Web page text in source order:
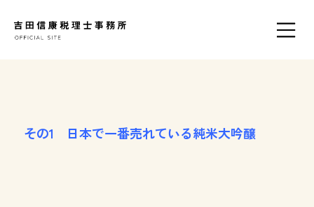
その1 日本で一番売れている純米大吟醸